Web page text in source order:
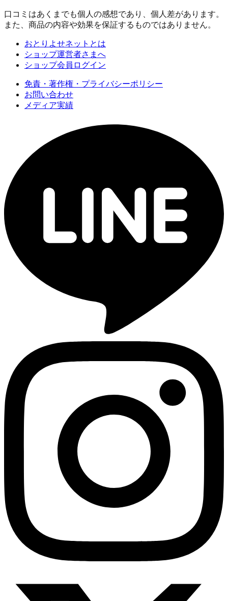
口コミはあくまでも個人の感想であり、個人差があります。
また、商品の内容や効果を保証するものではありません。
おとりよせネットとは
ショップ運営者さまへ
ショップ会員ログイン
免責・著作権・プライバシーポリシー
お問い合わせ
メディア実績